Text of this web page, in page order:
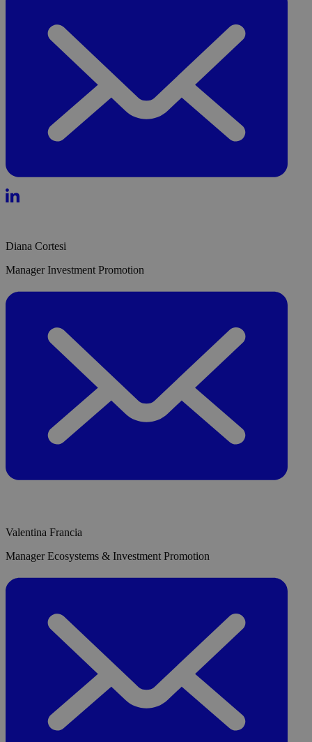
Diana Cortesi
Manager Investment Promotion
Valentina Francia
Manager Ecosystems & Investment Promotion